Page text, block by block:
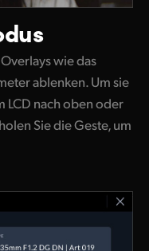
wie das
ablenken. Um sie
LCD nach oben oder
Sie die Geste, um